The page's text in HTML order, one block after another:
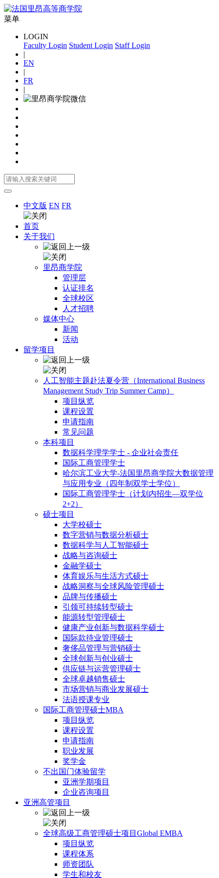
菜单
LOGIN
Faculty Login Student Login Staff Login
|
EN
|
FR
|
中文版 EN FR
首页
关于我们
里昂商学院
管理层
认证排名
全球校区
人才招聘
媒体中心
新闻
活动
留学项目
人工智能主题赴法夏令营（International Business
Management Study Trip Summer Camp）
项目纵览
课程设置
申请指南
常见问题
本科项目
数据科学理学学士 - 企业社会责任
国际工商管理学士
哈尔滨工业大学-法国里昂商学院大数据管理
与应用专业（四年制双学士学位）
国际工商管理学士（计划内招生—双学位
2+2）
硕士项目
大学校硕士
数字营销与数据分析硕士
数据科学与人工智能硕士
战略与咨询硕士
金融学硕士
体育娱乐与生活方式硕士
战略洞察与全球风险管理硕士
品牌与传播硕士
引领可持续转型硕士
能源转型管理硕士
健康产业创新与数据科学硕士
国际款待业管理硕士
奢侈品管理与营销硕士
全球创新与创业硕士
供应链与运营管理硕士
全球卓越销售硕士
市场营销与商业发展硕士
法语授课专业
国际工商管理硕士MBA
项目纵览
课程设置
申请指南
职业发展
奖学金
不出国门体验留学
亚洲学期项目
企业咨询项目
亚洲高管项目
全球高级工商管理硕士项目Global EMBA
项目纵览
课程体系
师资团队
学生和校友